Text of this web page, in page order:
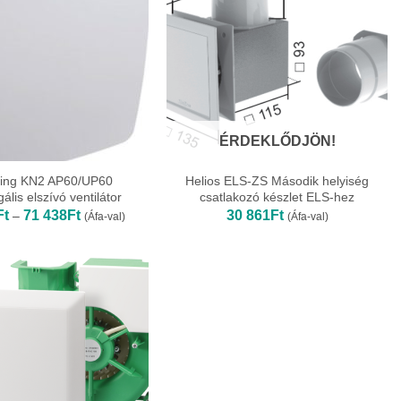
KN2 AP60/UP60
elszívó ventilátor
– 71 438FtÁrtartomány:
50
71
(Áfa-val)
ÉRDEKLŐDJÖN!
Helios ELS-ZS Második helyiség
csatlakozó készlet ELS-hez
30 861Ft (Áfa-val)